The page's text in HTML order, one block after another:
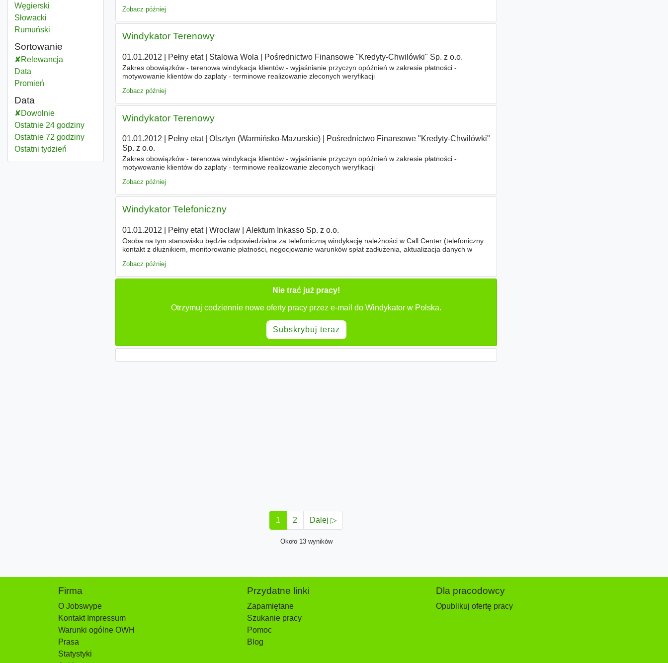
Węgierski
Słowacki
Rumuński
Sortowanie
Relewancja
Data
Promień
Data
Dowolnie
Ostatnie 24 godziny
Ostatnie 72 godziny
Ostatni tydzień
Zobacz później
Windykator Terenowy
01.01.2012 Pełny etat| Stalowa Wola Pośrednictwo Finansowe "Kredyty-Chwilówki" Sp. z o.o.
Zakres obowiązków - terenowa windykacja klientów - wyjaśnianie przyczyn opóźnień w zakresie płatności -
motywowanie klientów do zapłaty - terminowe realizowanie zleconych weryfikacji
Zobacz później
Windykator Terenowy
01.01.2012 Pełny etat| Olsztyn (Warmińsko-Mazurskie)|
Pośrednictwo Finansowe "Kredyty-Chwilówki"
Sp. z o.o.
Zakres obowiązków - terenowa windykacja klientów - wyjaśnianie przyczyn opóźnień w zakresie płatności -
motywowanie klientów do zapłaty - terminowe realizowanie zleconych weryfikacji
Zobacz później
Windykator Telefoniczny
01.01.2012 Pełny etat| Wrocław| Alektum Inkasso Sp. z o.o.
Osoba na tym stanowisku będzie odpowiedzialna za telefoniczną windykację należności w Call Center (telefoniczny
kontakt z dłużnikiem, monitorowanie płatności, negocjowanie warunków spłat zadłużenia, aktualizacja danych w
Zobacz później
Nie trać już pracy!
Otrzymuj codziennie nowe oferty pracy przez e-mail do Windykator w Polska.
Subskrybuj teraz
1 2 Dalej ▷
Około 13 wyników
Firma
O Jobswype
Kontakt Impressum
Warunki ogólne OWH
Prasa
Statystyki
Przydatne linki
Zapamiętane
Szukanie pracy
Pomoc
Blog
Dla pracodowcy
Opublikuj ofertę pracy